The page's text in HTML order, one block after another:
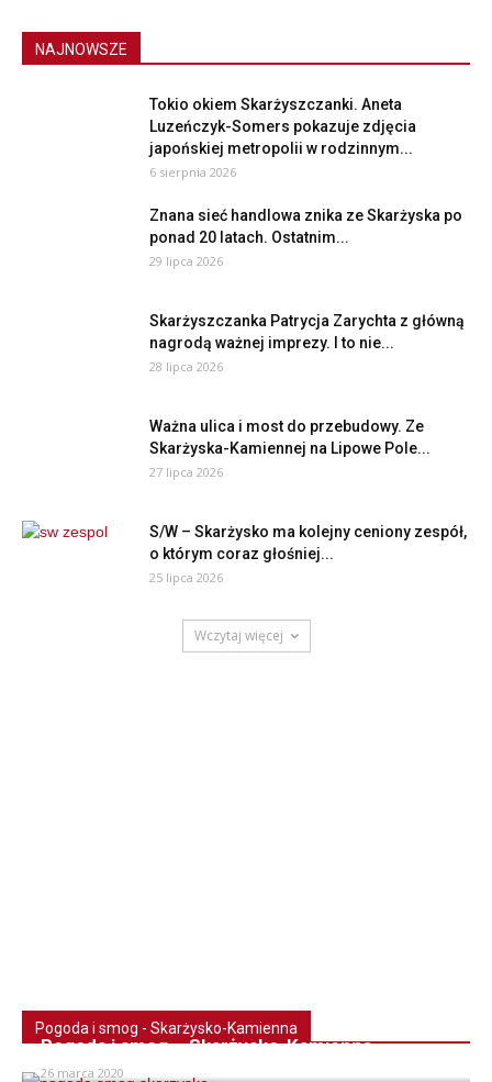
NAJNOWSZE
Tokio okiem Skarżyszczanki. Aneta
Luzeńczyk-Somers pokazuje zdjęcia
japońskiej metropolii w rodzinnym...
6 sierpnia 2026
Znana sieć handlowa znika ze Skarżyska po
ponad 20 latach. Ostatnim...
29 lipca 2026
Skarżyszczanka Patrycja Zarychta z główną
nagrodą ważnej imprezy. I to nie...
28 lipca 2026
Ważna ulica i most do przebudowy. Ze
Skarżyska-Kamiennej na Lipowe Pole...
27 lipca 2026
S/W – Skarżysko ma kolejny ceniony zespół,
o którym coraz głośniej...
25 lipca 2026
Wczytaj więcej
Pogoda i smog - Skarżysko-Kamienna
Pogoda i smog – Skarżysko-Kamienna
26 marca 2020